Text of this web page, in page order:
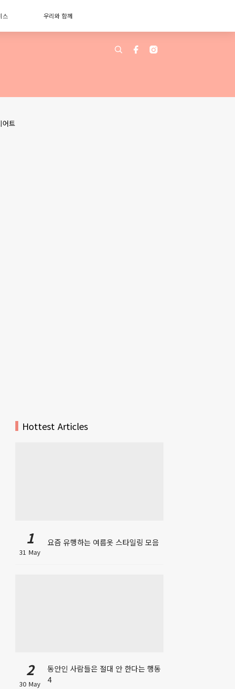
스 우리와 함께
어트
Hottest Articles
1
31 May
요즘 유행하는 여름옷 스타일링 모음
2
30 May
동안인 사람들은 절대 안 한다는 행동
4